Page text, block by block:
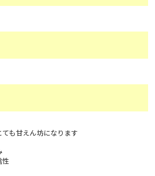
も甘えん坊になります
性